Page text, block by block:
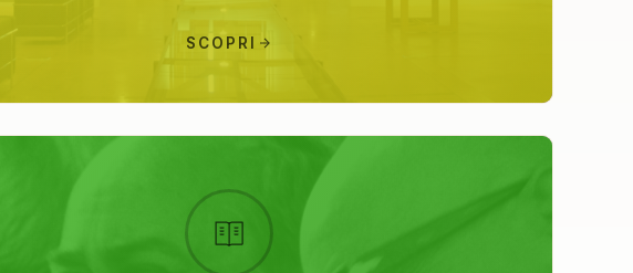
SCOPRI